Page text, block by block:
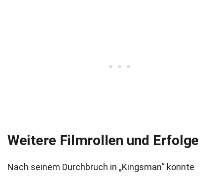
Weitere Filmrollen und Erfolge
Nach seinem Durchbruch in „Kingsman“ konnte